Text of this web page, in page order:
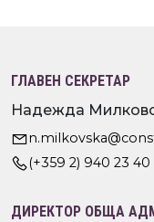
ГЛАВЕН СЕКРЕТАР
Надежда
(+359 2) 940 23 40
ДИРЕКТОР ОБЩА